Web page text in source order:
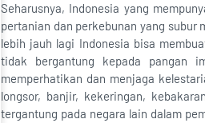
Seharusnya, Indonesia yang
pertanian dan perkebunan yang
lebih jauh lagi Indonesia bisa
tidak bergantung kepada pangan
memperhatikan dan menjaga
longsor, banjir, kekeringan,
tergantung pada negara lain dalam